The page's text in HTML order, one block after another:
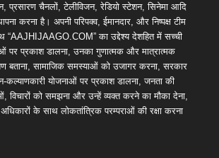
प्रसारण चैनलों, टेलीविजन, रेडियो स्टेशन, सिनेमा आदि
करना है। अपनी परिपक्व, ईमानदार, और निष्पक्ष टीम
“AAJHIJAAGO.COM” का उद्देश्य देशहित में सच्ची
पर प्रकाश डालना, उनका गुणात्मक और मात्रात्मक
बताना, सामाजिक समस्याओं को उजागर करना, सरकार
कल्याणकारी योजनाओं पर प्रकाश डालना, जनता की
विचारों को समझना और उन्हें व्यक्त करने का मौका देना,
के साथ लोकतांत्रिक परम्पराओं की रक्षा करना